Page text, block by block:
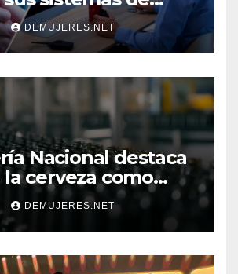
ante el
de visitantes por
Tercer Mes
DEMUJERES.NET
Nacional destaca
cerveza como
desarrollo
y sostenibilidad
DEMUJERES.NET